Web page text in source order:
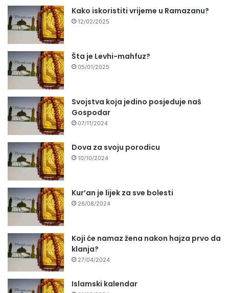
Kako iskoristiti vrijeme u Ramazanu?
12/02/2025
Šta je Levhi-mahfuz?
05/01/2025
Svojstva koja jedino posjeduje naš
Gospodar
07/11/2024
Dova za svoju porodicu
10/10/2024
Kur’an je lijek za sve bolesti
26/08/2024
Koji će namaz žena nakon hajza prvo da
klanja?
27/04/2024
Islamski kalendar